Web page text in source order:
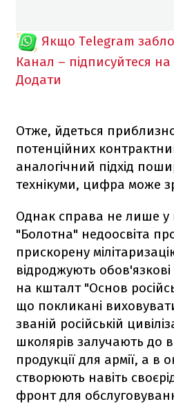
Якщо Telegram
Канал – підписуйтеся
Додати
Отже, йдеться
потенційних
аналогічний підхід
технікуми, цифра може
Однак справа не лише у
"Болотна" недоосвіта
прискорену
відроджують обов'язкові
на кшталт "Основ
що покликані
званій російській
школярів залучають до
продукції для армії, а в
створюють навіть
фронт для